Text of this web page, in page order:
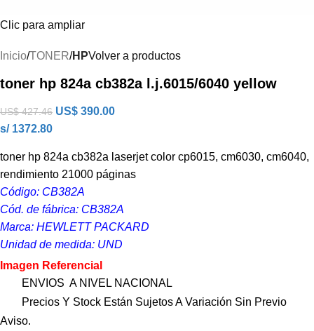
Clic para ampliar
Inicio TONER HPVolver a productos
toner hp 824a cb382a l.j.6015/6040 yellow
US$427.46 US$ 390.00
s/ 1372.80
toner hp 824a cb382a laserjet color cp6015, cm6030, cm6040,
rendimiento 21000 páginas
Código: CB382A
Cód. de fábrica: CB382A
Marca: HEWLETT PACKARD
Unidad de medida: UND
Imagen Referencial
ENVIOS A NIVEL NACIONAL
Precios Y Stock Están Sujetos A Variación Sin Previo
Aviso.